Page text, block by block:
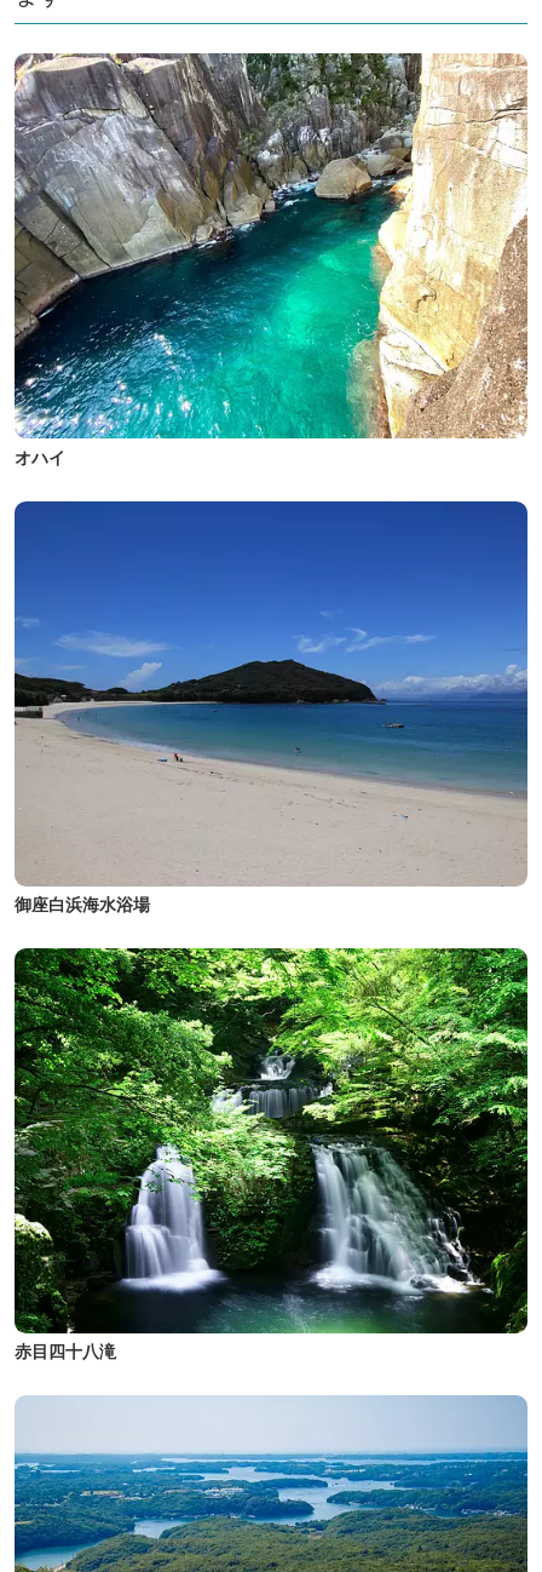
オハイ
御座白浜海水浴場
赤目四十八滝